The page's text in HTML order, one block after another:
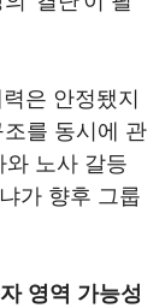
은 안정됐지
를 동시에 관
와 노사 갈등
가 향후 그룹
영역 가능성